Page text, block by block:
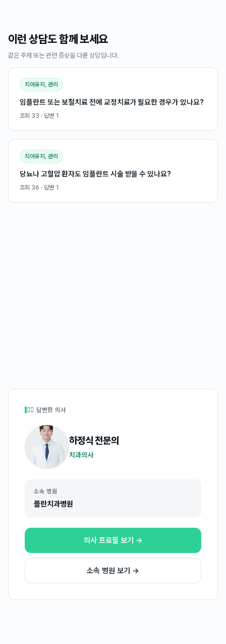
이런 상담도 함께 보세요
같은 주제 또는 관련 증상을 다룬 상담입니다.
치아유지, 관리
임플란트 또는 보철치료 전에 교정치료가 필요한 경우가 있나요?
조회 33 · 답변 1
치아유지, 관리
당뇨나 고혈압 환자도 임플란트 시술 받을 수 있나요?
조회 36 · 답변 1
👩‍⚕️ 답변한 의사
하정식전문의
치과의사
소속 병원
플란치과병원
의사 프로필 보기 →
소속 병원 보기 →